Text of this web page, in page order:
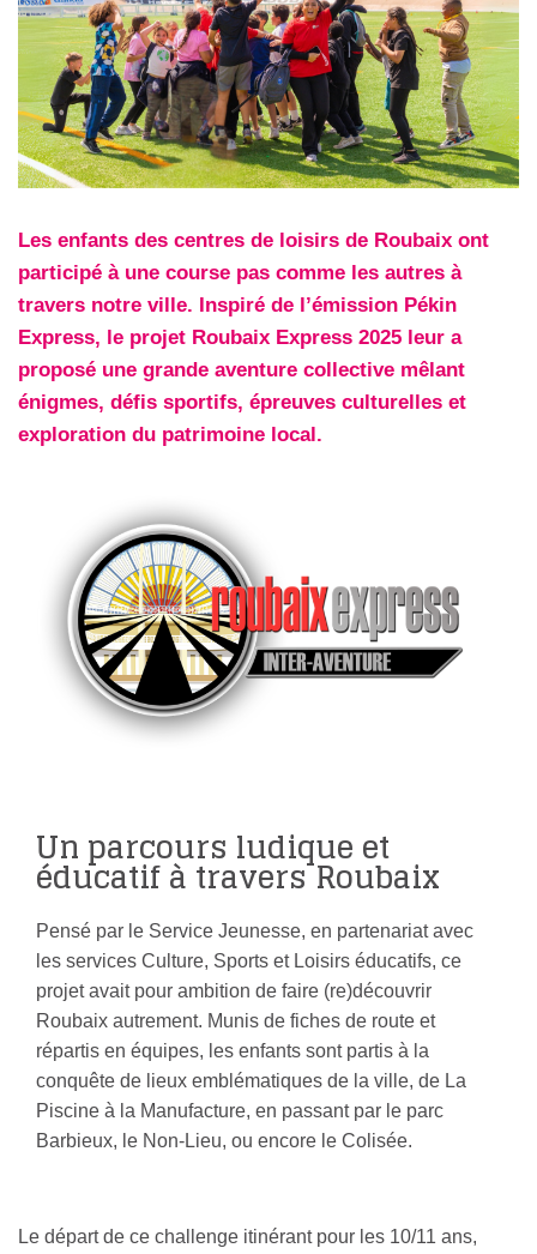
Les enfants des centres de loisirs de Roubaix ont
participé à une course pas comme les autres à
travers notre ville. Inspiré de l’émission Pékin
Express, le projet Roubaix Express 2025 leur a
proposé une grande aventure collective mêlant
énigmes, défis sportifs, épreuves culturelles et
exploration du patrimoine local.
Un parcours ludique et
éducatif à travers Roubaix
Pensé par le Service Jeunesse, en partenariat avec
les services Culture, Sports et Loisirs éducatifs, ce
projet avait pour ambition de faire (re)découvrir
Roubaix autrement. Munis de fiches de route et
répartis en équipes, les enfants sont partis à la
conquête de lieux emblématiques de la ville, de La
Piscine à la Manufacture, en passant par le parc
Barbieux, le Non-Lieu, ou encore le Colisée.
Le départ de ce challenge itinérant pour les 10/11 ans,